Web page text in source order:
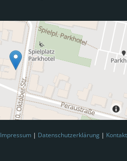
Impressum | Datenschutzerklärung | Kontakt